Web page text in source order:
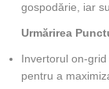
gospodărie, iar
Urmărirea
Invertorul on-
pentru a